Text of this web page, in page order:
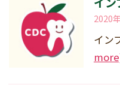
2020
イン